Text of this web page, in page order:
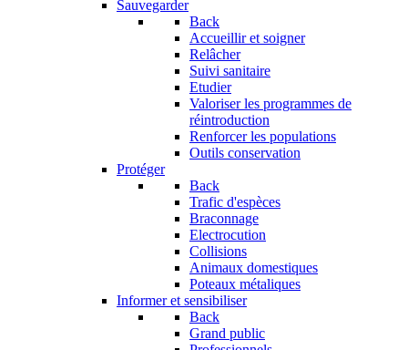
Sauvegarder
Back
Accueillir et soigner
Relâcher
Suivi sanitaire
Etudier
Valoriser les programmes de
réintroduction
Renforcer les populations
Outils conservation
Protéger
Back
Trafic d'espèces
Braconnage
Electrocution
Collisions
Animaux domestiques
Poteaux métaliques
Informer et sensibiliser
Back
Grand public